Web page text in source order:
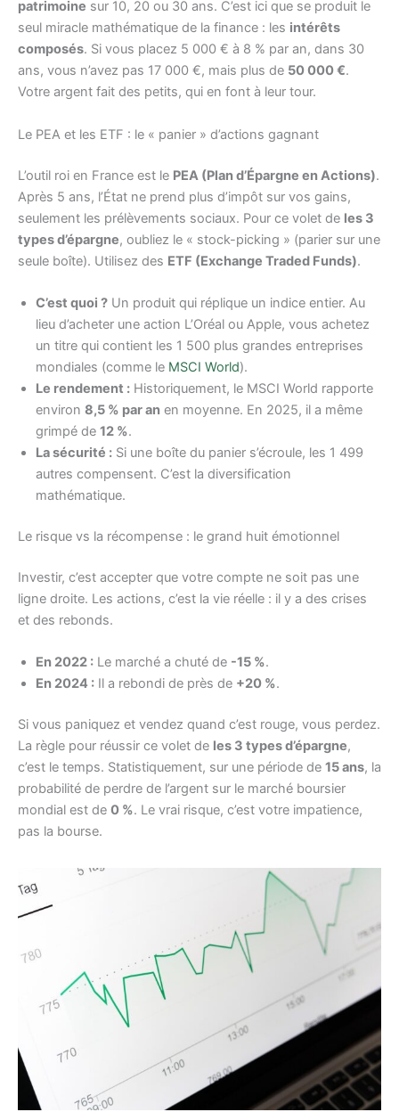
patrimoine sur 10, 20 ou 30 ans. C’est ici que se produit le
seul miracle mathématique de la finance : les intérêts
composés. Si vous placez 5 000 € à 8 % par an, dans 30
ans, vous n’avez pas 17 000 €, mais plus de 50 000 €.
Votre argent fait des petits, qui en font à leur tour.
Le PEA et les ETF : le « panier » d’actions gagnant
L’outil roi en France est le PEA (Plan d’Épargne en Actions).
Après 5 ans, l’État ne prend plus d’impôt sur vos gains,
seulement les prélèvements sociaux. Pour ce volet de les 3
types d’épargne, oubliez le « stock-picking » (parier sur une
seule boîte). Utilisez des ETF (Exchange Traded Funds).
C’est quoi ? Un produit qui réplique un indice entier. Au
lieu d’acheter une action L’Oréal ou Apple, vous achetez
un titre qui contient les 1 500 plus grandes entreprises
mondiales (comme le MSCI World).
Le rendement : Historiquement, le MSCI World rapporte
environ 8,5 % par an en moyenne. En 2025, il a même
grimpé de 12 %.
La sécurité : Si une boîte du panier s’écroule, les 1 499
autres compensent. C’est la diversification
mathématique.
Le risque vs la récompense : le grand huit émotionnel
Investir, c’est accepter que votre compte ne soit pas une
ligne droite. Les actions, c’est la vie réelle : il y a des crises
et des rebonds.
En 2022 : Le marché a chuté de -15 %.
En 2024 : Il a rebondi de près de +20 %.
Si vous paniquez et vendez quand c’est rouge, vous perdez.
La règle pour réussir ce volet de les 3 types d’épargne,
c’est le temps. Statistiquement, sur une période de 15 ans, la
probabilité de perdre de l’argent sur le marché boursier
mondial est de 0 %. Le vrai risque, c’est votre impatience,
pas la bourse.